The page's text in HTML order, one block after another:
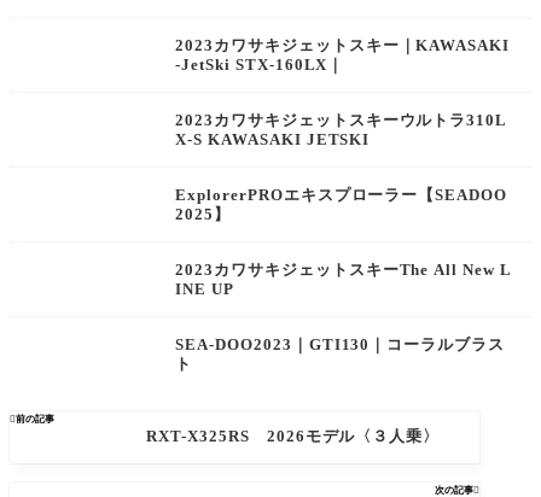
2023カワサキジェットスキー｜KAWASAKI
-JetSki STX-160LX｜
2023カワサキジェットスキーウルトラ310L
X-S KAWASAKI JETSKI
ExplorerPROエキスプローラー【SEADOO
2025】
2023カワサキジェットスキーThe All New L
INE UP
SEA-DOO2023｜GTI130｜コーラルブラス
ト
前の記事
RXT-X325RS 2026モデル〈３人乗〉
次の記事